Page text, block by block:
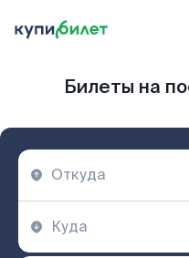
Билеты на